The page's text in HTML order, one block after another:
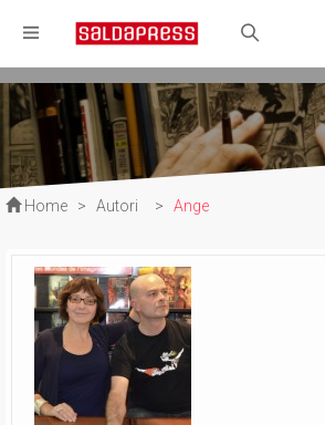
Registrati
Login
Home > Autori > Ange